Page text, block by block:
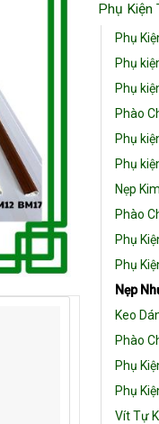
Phụ Kiện
Phụ
Phụ
Phụ
Phào
Phụ
Phụ
Nẹp
Phào
Phụ
Phụ
Nẹp
Keo
Phào
Phụ
Phụ
Vít Tự